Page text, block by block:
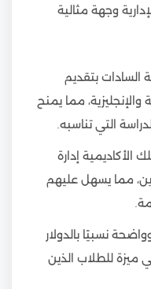
وجهة مثالية
السادات بتقديم
والإنجليزية، مما يمنح
التي تناسبه.
الأكاديمية إدارة
مما يسهل عليهم
نسبيًا بالدولار
ميزة للطلاب الذين